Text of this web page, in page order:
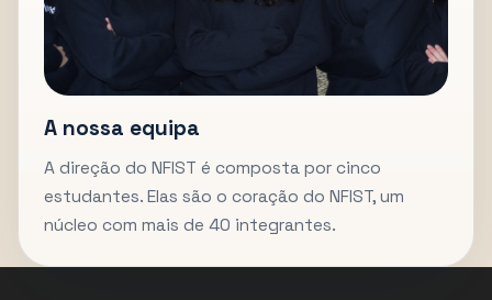
A nossa equipa
A direção do NFIST é composta por cinco
estudantes. Elas são o coração do NFIST, um
núcleo com mais de 40 integrantes.